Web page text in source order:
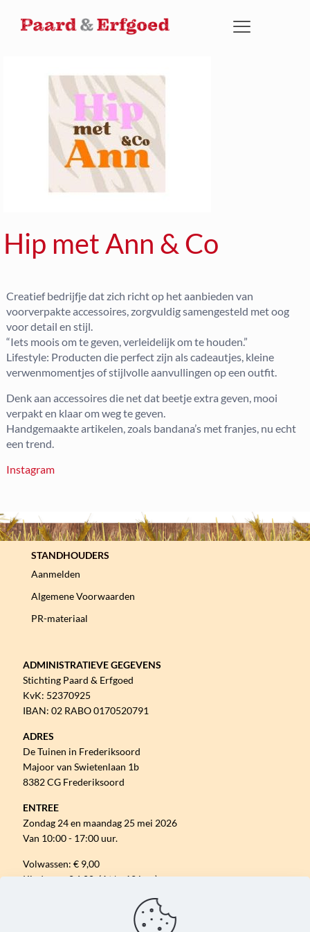
Hip met Ann & Co
Creatief bedrijfje dat zich richt op het aanbieden van
voorverpakte accessoires, zorgvuldig samengesteld met oog
voor detail en stijl.
“Iets moois om te geven, verleidelijk om te houden.”
Lifestyle: Producten die perfect zijn als cadeautjes, kleine
verwenmomentjes of stijlvolle aanvullingen op een outfit.
Denk aan accessoires die net dat beetje extra geven, mooi
verpakt en klaar om weg te geven.
Handgemaakte artikelen, zoals bandana’s met franjes, nu echt
een trend.
Instagram
STANDHOUDERS
Aanmelden
Algemene Voorwaarden
PR-materiaal
ADMINISTRATIEVE GEGEVENS
Stichting Paard & Erfgoed
KvK: 52370925
IBAN: 02 RABO 0170520791
ADRES
De Tuinen in Frederiksoord
Majoor van Swietenlaan 1b
8382 CG Frederiksoord
ENTREE
Zondag 24 en maandag 25 mei 2026
Van 10:00 - 17:00 uur.
Volwassen: € 9,00
Kinderen: € 6,00 (4 t/m 12 jaar)